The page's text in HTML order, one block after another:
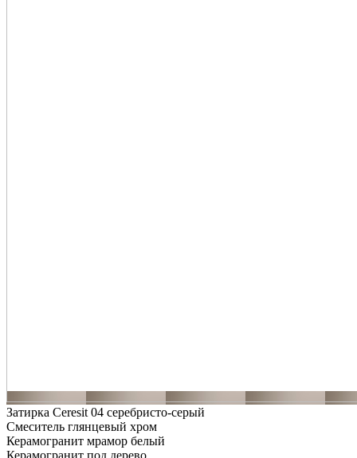
Затирка Ceresit 04 серебристо-серый
Смеситель глянцевый хром
Керамогранит мрамор белый
Керамогранит под дерево